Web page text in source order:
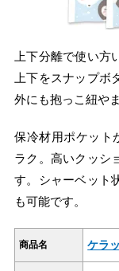
上下分離で使い方
上下をスナップボ
外にも抱っこ紐や
保冷材用ポケット
ラク。高いクッシ
す。シャーベット
も可能です。
商品名 ケラ